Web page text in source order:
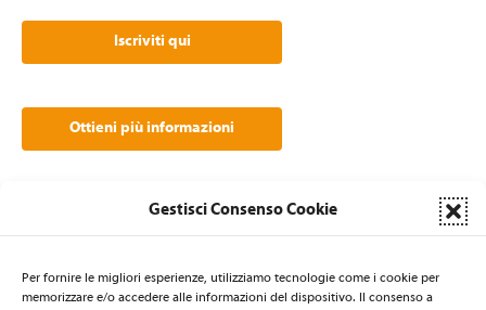
Gestisci Consenso Cookie
Per fornire le migliori esperienze, utilizziamo tecnologie come i cookie per
memorizzare e/o accedere alle informazioni del dispositivo. Il consenso a
Iscriviti qui
Ottieni più informazioni